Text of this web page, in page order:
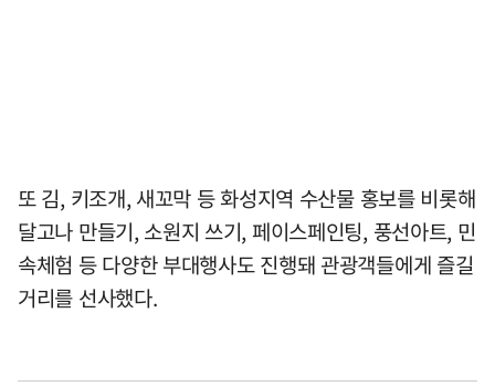
또 김, 키조개, 새꼬막 등 화성지역 수산물 홍보를 비롯해
달고나 만들기, 소원지 쓰기, 페이스페인팅, 풍선아트, 민
속체험 등 다양한 부대행사도 진행돼 관광객들에게 즐길
거리를 선사했다.